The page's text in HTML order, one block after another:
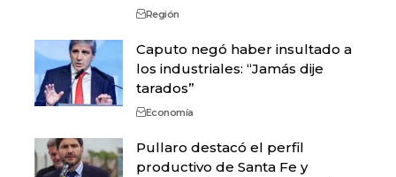
Región
Caputo negó haber insultado a
los industriales: “Jamás dije
tarados”
Economía
Pullaro destacó el perfil
productivo de Santa Fe y